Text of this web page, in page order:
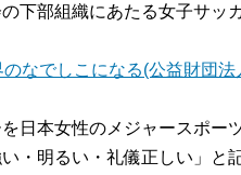
下部組織にあたる女子サッ
なでしこになる(公益財団
日本女性のメジャースポー
・明るい・礼儀正しい」と